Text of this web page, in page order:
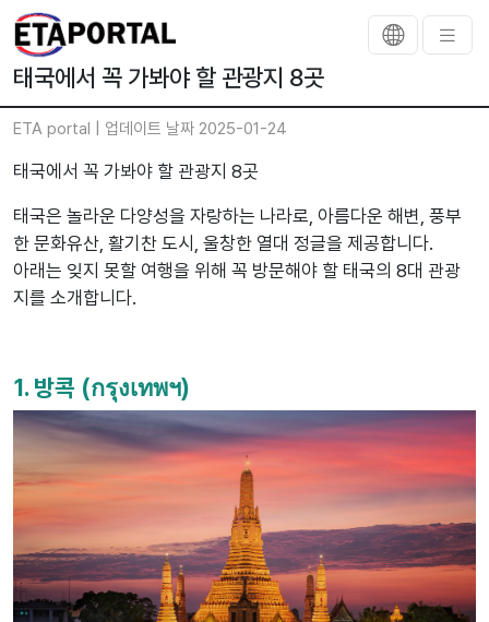
태국에서 꼭 가봐야 할 관광지 8곳
ETA portal | 업데이트 날짜 2025-01-24
태국에서 꼭 가봐야 할 관광지 8곳
태국은 놀라운 다양성을 자랑하는 나라로, 아름다운 해변, 풍부
한 문화유산, 활기찬 도시, 울창한 열대 정글을 제공합니다.
아래는 잊지 못할 여행을 위해 꼭 방문해야 할 태국의 8대 관광
지를 소개합니다.
1. 방콕 (กรุงเทพฯ)